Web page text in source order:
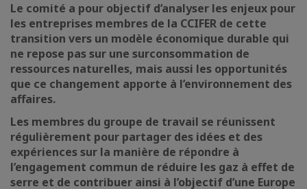
Le comité a pour objectif d’analyser les enjeux pour
les entreprises membres de la CCIFER de cette
transition vers un modèle économique durable qui
ne repose pas sur une surconsommation de
ressources naturelles, mais aussi les opportunités
que ce changement apporte à l’environnement des
affaires.
Les membres du groupe de travail se réunissent
régulièrement pour partager des idées et des
expériences sur la manière de répondre à
l’engagement commun de réduire les gaz à effet de
serre et de contribuer ainsi à l’objectif d’une Europe